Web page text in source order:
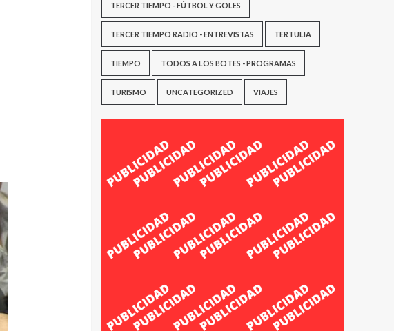
TERCER TIEMPO - FÚTBOL Y GOLES
TERCER TIEMPO RADIO - ENTREVISTAS TERTULIA
TIEMPO TODOS A LOS BOTES - PROGRAMAS
TURISMO UNCATEGORIZED VIAJES